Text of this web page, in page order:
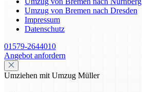
Umzug von Bremen nach Dresden
Impressum
Datenschutz
01579-2644010
Angebot anfordern
Umziehen mit Umzug Müller